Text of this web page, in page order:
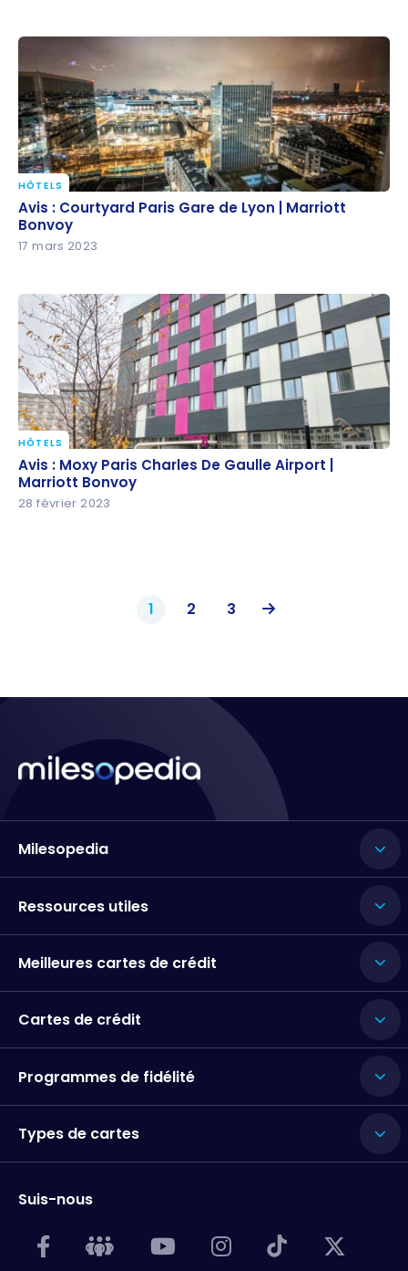
Avis : Courtyard Paris Gare de Lyon | Marriott
Bonvoy
HÔTELS
Avis : Courtyard Paris Gare de Lyon | Marriott
Bonvoy
17 mars 2023
Avis : Moxy Paris Charles De Gaulle Airport | Marriott
Bonvoy
HÔTELS
Avis : Moxy Paris Charles De Gaulle Airport |
Marriott Bonvoy
28 février 2023
1 2 3
Milesopedia
Ressources utiles
Meilleures cartes de crédit
Cartes de crédit
Programmes de fidélité
Types de cartes
Suis-nous